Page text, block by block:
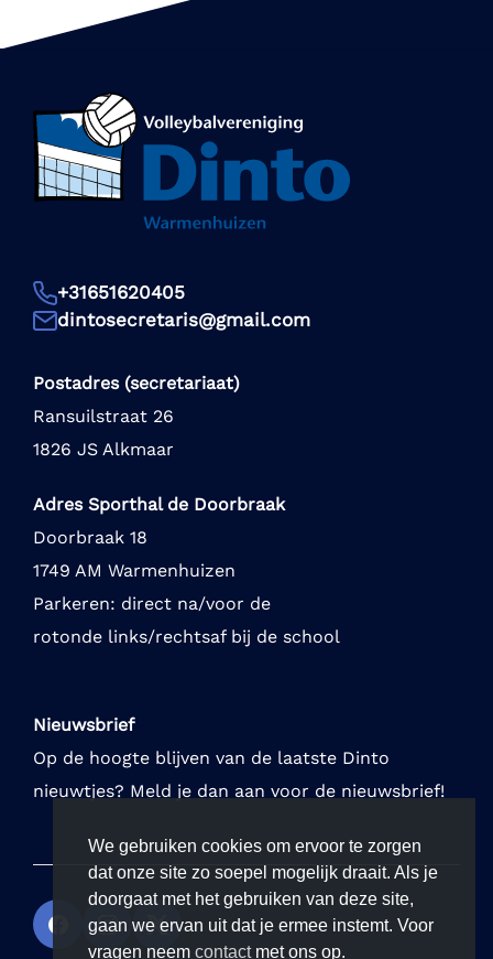
+31651620405
dintosecretaris@gmail.com
Postadres (secretariaat)
Ransuilstraat 26
1826 JS Alkmaar
Adres Sporthal de Doorbraak
Doorbraak 18
1749 AM Warmenhuizen
Parkeren: direct na/voor de
rotonde links/rechtsaf bij de school
Nieuwsbrief
Op de hoogte blijven van de laatste Dinto
nieuwtjes? Meld je dan aan voor de nieuwsbrief!
We gebruiken cookies om ervoor te zorgen
dat onze site zo soepel mogelijk draait. Als je
doorgaat met het gebruiken van deze site,
gaan we ervan uit dat je ermee instemt. Voor
vragen neem contactmet ons op.